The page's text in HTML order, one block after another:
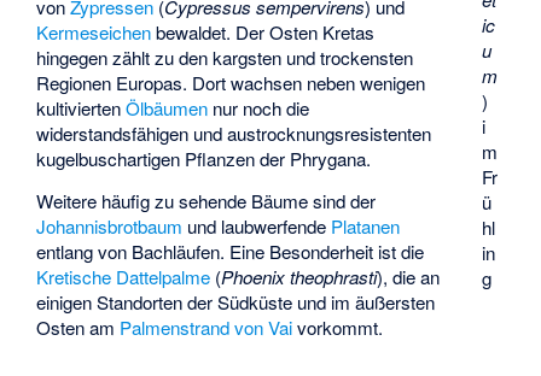
ic
u
m
)
i
m
Fr
ü
hl
in
g
vonZypressen (Cypressus sempervirens) und
Kermeseichenbewaldet. Der Osten Kretas
hingegen zählt zu den kargsten und trockensten
Regionen Europas. Dort wachsen neben wenigen
kultiviertenÖlbäumen nur noch die
widerstandsfähigen und austrocknungsresistenten
kugelbuschartigen Pflanzen der Phrygana.
Weitere häufig zu sehende Bäume sind der
Johannisbrotbaum und laubwerfende Platanen
entlang von Bachläufen. Eine Besonderheit ist die
Kretische Dattelpalme (Phoenix theophrasti), die an
einigen Standorten der Südküste und im äußersten
Osten am Palmenstrand von Vaivorkommt.